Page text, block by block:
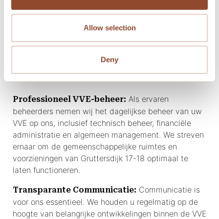
Allow selection
Deny
Onze Diensten voor uw
VVE:
Professioneel VVE-beheer: Als ervaren
beheerders nemen wij het dagelijkse beheer van uw
VVE op ons, inclusief technisch beheer, financiële
administratie en algemeen management. We streven
ernaar om de gemeenschappelijke ruimtes en
voorzieningen van Gruttersdijk 17-18 optimaal te
laten functioneren.
Transparante Communicatie: Communicatie is
voor ons essentieel. We houden u regelmatig op de
hoogte van belangrijke ontwikkelingen binnen de VVE